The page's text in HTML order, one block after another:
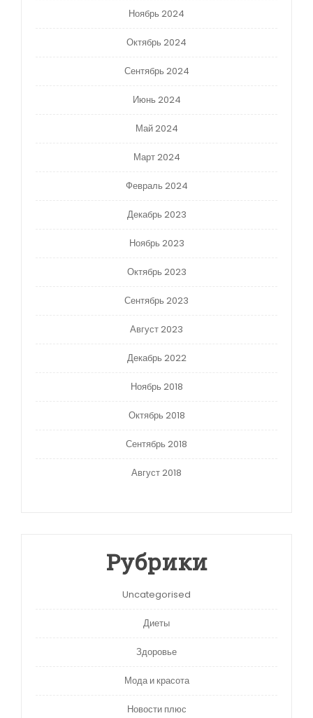
Ноябрь 2024
Октябрь 2024
Сентябрь 2024
Июнь 2024
Май 2024
Март 2024
Февраль 2024
Декабрь 2023
Ноябрь 2023
Октябрь 2023
Сентябрь 2023
Август 2023
Декабрь 2022
Ноябрь 2018
Октябрь 2018
Сентябрь 2018
Август 2018
Рубрики
Uncategorised
Диеты
Здоровье
Мода и красота
Новости плюс